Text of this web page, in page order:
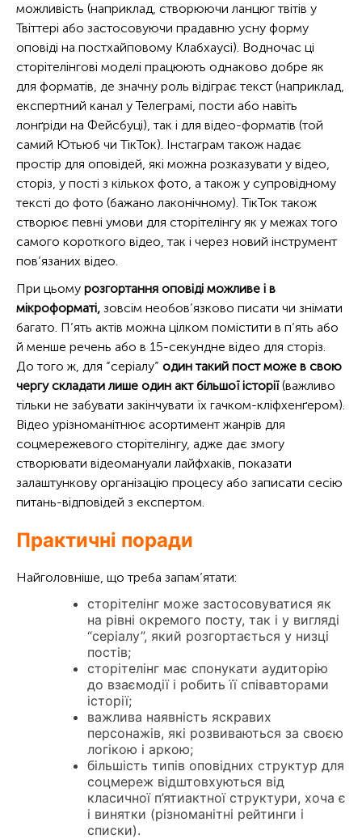
можливість (наприклад, створюючи ланцюг твітів у
Твіттері або застосовуючи прадавню усну форму
оповіді на постхайповому Клабхаусі). Водночас ці
сторітелінгові моделі працюють однаково добре як
для форматів, де значну роль відіграє текст (наприклад,
експертний канал у Телеграмі, пости або навіть
лонґріди на Фейсбуці), так і для відео-форматів (той
самий Ютьюб чи ТікТок). Інстаграм також надає
простір для оповідей, які можна розказувати у відео,
сторіз, у пості з кількох фото, а також у супровідному
тексті до фото (бажано лаконічному). ТікТок також
створює певні умови для сторітелінгу як у межах того
самого короткого відео, так і через новий інструмент
пов’язаних відео.
При цьому розгортання оповіді можливе і в
мікроформаті, зовсім необов’язково писати чи знімати
багато. П’ять актів можна цілком помістити в п’ять або
й менше речень або в 15-секундне відео для сторіз.
До того ж, для “серіалу” один такий пост може в свою
чергу складати лише один акт більшої історії(важливо
тільки не забувати закінчувати їх гачком-кліфхенґером).
Відео урізноманітнює асортимент жанрів для
соцмережевого сторітелінгу, адже дає змогу
створювати відеомануали лайфхаків, показати
залаштункову організацію процесу або записати сесію
питань-відповідей з експертом.
Практичні поради
Найголовніше, що треба запам’ятати:
сторітелінг може застосовуватися як
на рівні окремого посту, так і у вигляді
“серіалу”, який розгортається у низці
постів;
сторітелінг має спонукати аудиторію
до взаємодії і робить її співавторами
історії;
важлива наявність яскравих
персонажів, які розвиваються за своєю
логікою і аркою;
більшість типів оповідних структур для
соцмереж відштовхуються від
класичної п’ятиактної структури, хоча є
і винятки (різноманітні рейтинги і
списки).